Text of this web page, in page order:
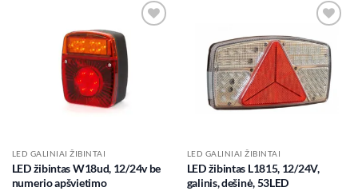
LED GALINIAI ŽIBINTAI
LED žibintas W18ud, 12/24v be
numerio apšvietimo
wishlist
LED GALINIAI ŽIBINTAI
LED žibintas L1815, 12/24V,
galinis, dešinė, 53LED